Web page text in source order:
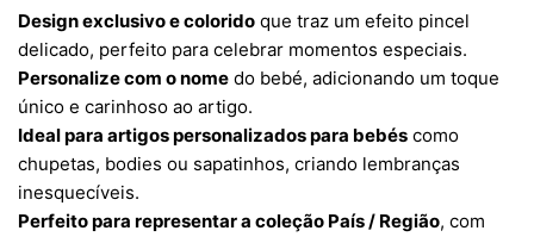
Design exclusivo e colorido que traz um efeito pincel
delicado, perfeito para celebrar momentos especiais.
Personalize com o nome do bebé, adicionando um toque
único e carinhoso ao artigo.
Ideal para artigos personalizados para bebés como
chupetas, bodies ou sapatinhos, criando lembranças
inesquecíveis.
Perfeito para representar a coleção País / Região, com